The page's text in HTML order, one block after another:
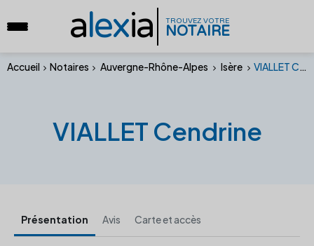
alexia TROUVEZ VOTRE
NOTAIRE
Accueil Notaires Auvergne-Rhône-Alpes Isère VIALLET Cendrine
VIALLET Cendrine
Présentation Avis Carte et accès